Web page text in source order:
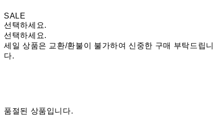
SALE
선택하세요.
선택하세요.
세일 상품은 교환/환불이 불가하여 신중한 구매 부탁드립니
다.
품절된 상품입니다.